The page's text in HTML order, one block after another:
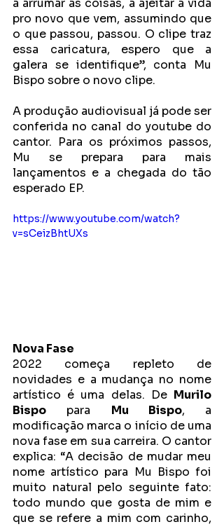
a arrumar as coisas, a ajeitar a vida
pro novo que vem, assumindo que
o que passou, passou. O clipe traz
essa caricatura, espero que a
galera se identifique”, conta Mu
Bispo sobre o novo clipe.
A produção audiovisual já pode ser
conferida no canal do youtube do
cantor. Para os próximos passos,
Mu se prepara para mais
lançamentos e a chegada do tão
esperado EP.
https://www.youtube.com/watch?
v=sCeizBhtUXs
Nova Fase
2022 começa repleto de
novidades e a mudança no nome
artístico é uma delas. De Murilo
Bispo para Mu Bispo, a
modificação marca o início de uma
nova fase em sua carreira. O cantor
explica: “A decisão de mudar meu
nome artístico para Mu Bispo foi
muito natural pelo seguinte fato:
todo mundo que gosta de mim e
que se refere a mim com carinho,